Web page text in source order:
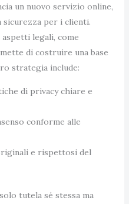
un nuovo servizio online,
sicurezza per i clienti.
legali, come
di costruire una base
strategia include:
di privacy chiare e
conforme alle
e rispettosi del
tutela sé stessa ma